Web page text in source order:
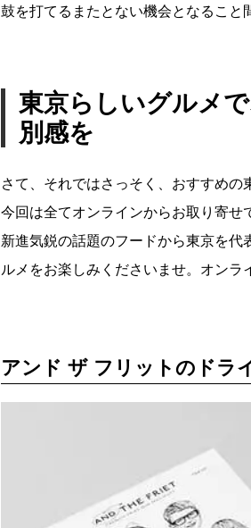
鼓を打てるまたとない機会となること
東京らしいグルメ
別感を
さて、それではさっそく、おすすめの
今回は全てオンラインからお取り寄せ
新進気鋭の話題のフードから東京を
ルメをお楽しみくださいませ。オンラ
アンド ザ フリットのドラ